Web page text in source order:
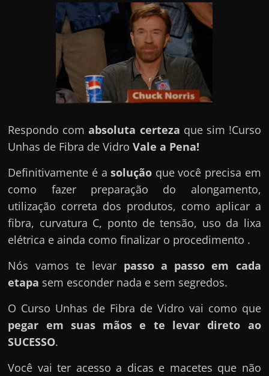
Respondo comabsoluta certeza que sim !Curso
Unhas de Fibra de VidroVale a Pena!
Definitivamente é asolução que você precisa em
como fazer preparação do alongamento,
utilização correta dos produtos, como aplicar a
fibra, curvatura C, ponto de tensão, uso da lixa
elétrica e ainda como finalizar o procedimento .
Nós vamos te levar passo a passo em cada
etapa sem esconder nada e sem segredos.
O Curso Unhas de Fibra de Vidro vai como que
pegar em suas mãos e te levar direto ao
SUCESSO.
Você vai ter acesso a dicas e macetes que não